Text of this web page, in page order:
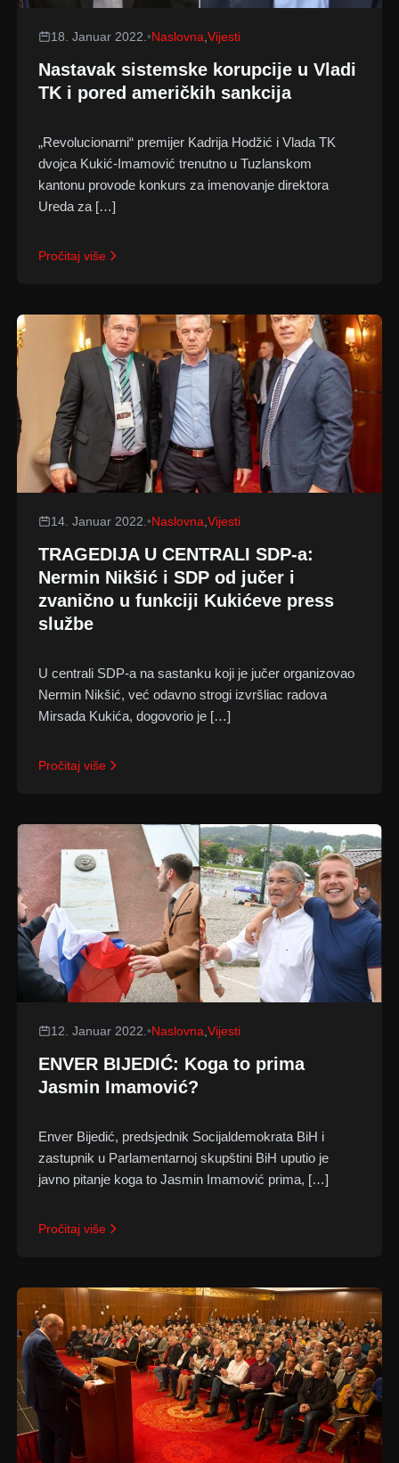
18. Januar 2022. •Naslovna Vijesti
Nastavak sistemske korupcije u Vladi
TK i pored američkih sankcija
„Revolucionarni“ premijer Kadrija Hodžić i Vlada TK
dvojca Kukić-Imamović trenutno u Tuzlanskom
kantonu provode konkurs za imenovanje direktora
Ureda za […]
Pročitaj više
14. Januar 2022. •Naslovna Vijesti
TRAGEDIJA U CENTRALI SDP-a:
Nermin Nikšić i SDP od jučer i
zvanično u funkciji Kukićeve press
službe
U centrali SDP-a na sastanku koji je jučer organizovao
Nermin Nikšić, već odavno strogi izvršliac radova
Mirsada Kukića, dogovorio je […]
Pročitaj više
12. Januar 2022. •Naslovna Vijesti
ENVER BIJEDIĆ: Koga to prima
Jasmin Imamović?
Enver Bijedić, predsjednik Socijaldemokrata BiH i
zastupnik u Parlamentarnoj skupštini BiH uputio je
javno pitanje koga to Jasmin Imamović prima, […]
Pročitaj više